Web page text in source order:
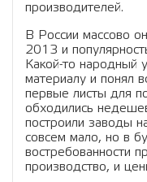
производителей.
В России массово
2013 и
Какой-то народный
материалу и понял
первые листы для
обходились
построили заводы
совсем мало, но в
востребованности
производство, и